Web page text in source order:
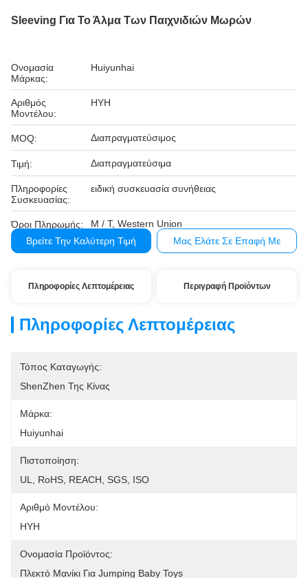
Sleeving Για Το Άλμα Των Παιχνιδιών Μωρών
Ονομασία
Μάρκας:
Huiyunhai
Αριθμός
Μοντέλου:
HYH
MOQ: Διαπραγματεύσιμος
Τιμή: Διαπραγματεύσιμα
Πληροφορίες
Συσκευασίας:
ειδική συσκευασία συνήθειας
Όροι Πληρωμής:
Μ / Τ, Western Union
Βρείτε Την Καλύτερη Τιμή
Μας Ελάτε Σε Επαφή Με
Πληροφορίες Λεπτομέρειας Περιγραφή Προϊόντων
Πληροφορίες Λεπτομέρειας
Τόπος Καταγωγής:
ShenZhen Της Κίνας
Μάρκα:
Huiyunhai
Πιστοποίηση:
UL, RoHS, REACH, SGS, ISO
Αριθμό Μοντέλου:
HYH
Ονομασία Προϊόντος:
Πλεκτό Μανίκι Για Jumping Baby Toys